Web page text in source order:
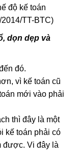
độ kế toán
TT-BTC)
dọn dẹp và
đó.
vì kế toán cũ
mới vào phải
thì đây là một
kế toán phải có
được. Vi đây là